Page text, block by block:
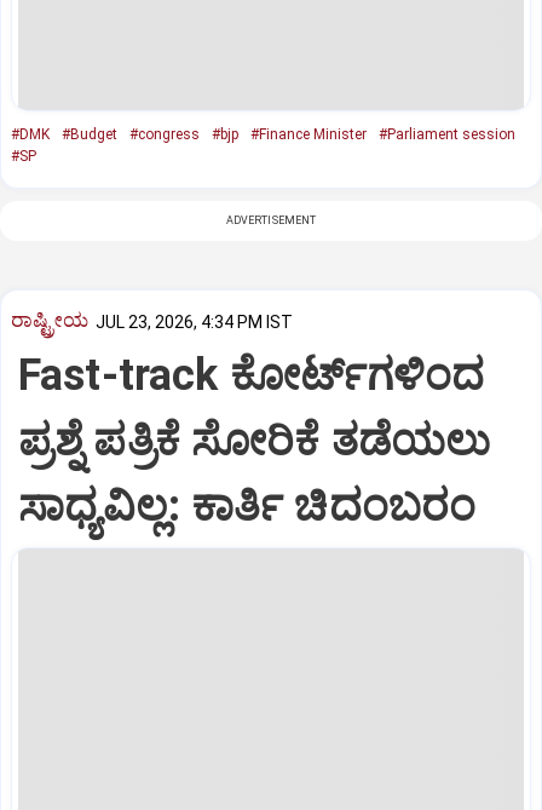
#DMK #Budget #congress #bjp #Finance Minister
#Parliament session
#SP
ADVERTISEMENT
ರಾಷ್ಟ್ರೀಯ JUL 23, 2026, 4:34 PM IST
Fast-track ಕೋರ್ಟ್‌ಗಳಿಂದ
ಪ್ರಶ್ನೆ ಪತ್ರಿಕೆ ಸೋರಿಕೆ ತಡೆಯಲು
ಸಾಧ್ಯವಿಲ್ಲ: ಕಾರ್ತಿ ಚಿದಂಬರಂ